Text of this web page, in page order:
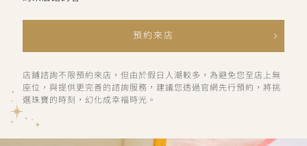
預約來店
店鋪諮詢不限預約來店，但由於假日人潮較多，為避免您至店上無
座位，與提供更完善的諮詢服務，建議您透過官網先行預約，將挑
選珠寶的時刻，幻化成幸福時光。